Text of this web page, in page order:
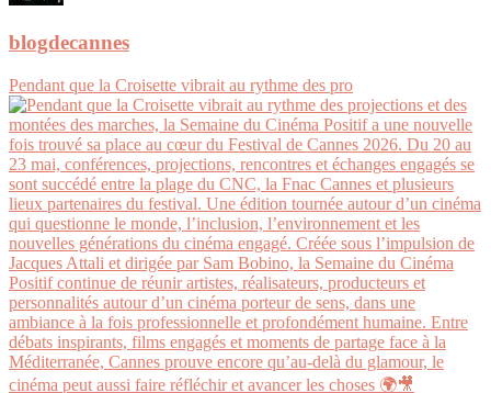
blogdecannes
Pendant que la Croisette vibrait au rythme des pro